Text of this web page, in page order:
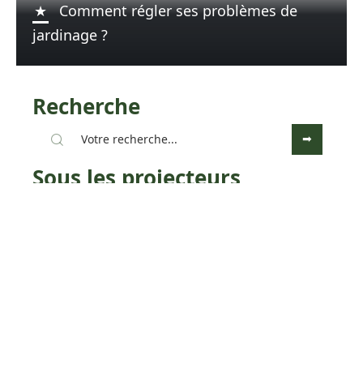
Comment régler ses problèmes de
jardinage ?
Recherche
Sous les projecteurs